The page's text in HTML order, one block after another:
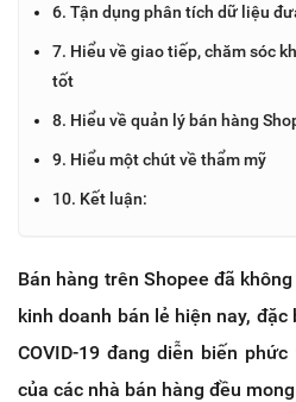
6. Tận dụng phân tích dữ liệu
7. Hiểu về giao tiếp, chăm sóc
tốt
8. Hiểu về quản lý bán hàng
9. Hiểu một chút về thẩm mỹ
10. Kết luận:
Bán hàng trên Shopee đã
kinh doanh bán lẻ hiện nay,
COVID-19 đang diễn biến
của các nhà bán hàng đều